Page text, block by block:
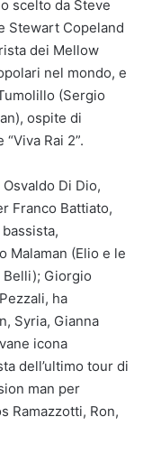
scelto da Steve
Stewart Copeland
dei Mellow
nel mondo, e
(Sergio
ospite di
Rai 2”.
Di Dio,
Franco Battiato,
Malaman (Elio e le
Belli); Giorgio
ha
Syria, Gianna
icona
dell’ultimo tour di
man per
Ramazzotti, Ron,